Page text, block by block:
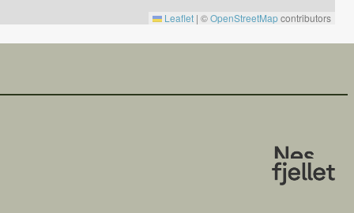
Leaflet | ©OpenStreetMapcontributors